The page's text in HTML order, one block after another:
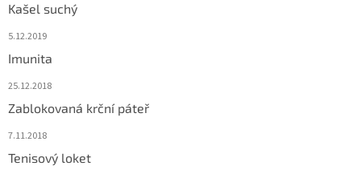
Kašel suchý
5.12.2019
Imunita
25.12.2018
Zablokovaná krční páteř
7.11.2018
Tenisový loket